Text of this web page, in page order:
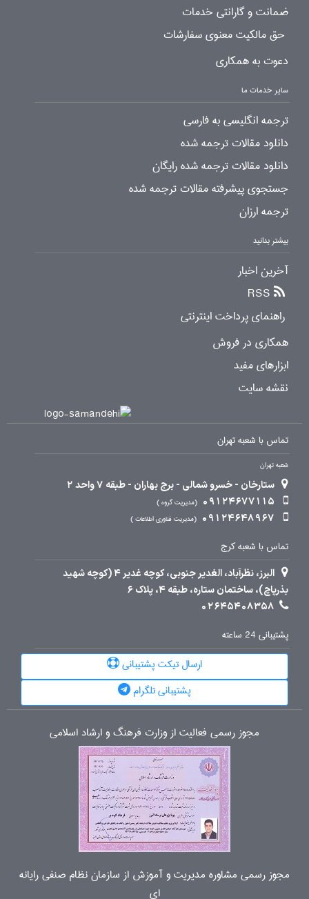
ضمانت و گارانتی خدمات
حق مالکیت معنوی سفارشات
دعوت به همکاری
سایر خدمات ما
ترجمه انگلیسی به فارسی
دانلود مقالات ترجمه شده
دانلود مقالات ترجمه شده رایگان
جستجوی پیشرفته مقالات ترجمه شده
ترجمه ارزان
بیشتر بدانید
آخرین اخبار
RSS
راهنمای پرداخت اینترنتی
همکاری در فروش
ابزارهای مفید
نقشه سایت
تماس با شعبه تهران
شعبه تهران
ستارخان - خسرو شمالی - برج بهاران - طبقه 7 واحد 2
09124677115
مدیریت گروه
09124648967 مدیریت فناوری اطلاعات
تماس با شعبه کرج
البرز، نظرآباد، الغدیر جنوبی، کوچه غدیر 4 (کوچه شهید
بذرپاچ)، ساختمان ستاره، طبقه 4، پلاک 6
02645408358
پشتیبانی 24 ساعته
ارسال تیکت پشتیبانی
پشتیبانی تلگرام
مجوز رسمی فعالیت از وزارت فرهنگ و ارشاد اسلامی
مجوز رسمی مشاوره مدیریت و آموزش از سازمان نظام صنفی رایانه
ای